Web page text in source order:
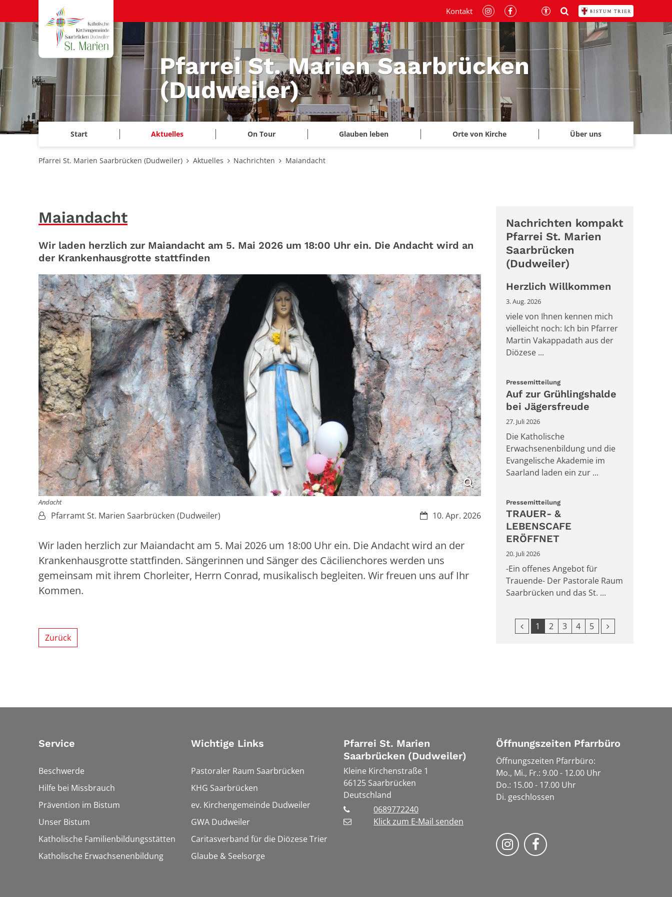
Zum Inhalt springen
Pfarrei St. Marien Saarbrücken
(Dudweiler)
Start Aktuelles On Tour Glauben leben Orte von Kirche Über uns
Kontakt
Pfarrei St. Marien Saarbrücken (Dudweiler) Aktuelles Nachrichten Maiandacht
Maiandacht
Wir laden herzlich zur Maiandacht am 5. Mai 2026 um 18:00 Uhr ein. Die Andacht wird an
der Krankenhausgrotte stattfinden
Andacht
Datum:10. Apr. 2026
Von:Pfarramt St. Marien Saarbrücken (Dudweiler)
Wir laden herzlich zur Maiandacht am 5. Mai 2026 um 18:00 Uhr ein. Die Andacht wird an der
Krankenhausgrotte stattfinden. Sängerinnen und Sänger des Cäcilienchores werden uns
gemeinsam mit ihrem Chorleiter, Herrn Conrad, musikalisch begleiten. Wir freuen uns auf Ihr
Kommen.
Zurück
Nachrichten kompakt
Pfarrei St. Marien
Saarbrücken
(Dudweiler)
Herzlich Willkommen
3. Aug. 2026
viele von Ihnen kennen mich
vielleicht noch: Ich bin Pfarrer
Martin Vakappadath aus der
Diözese ...
Pressemitteilung:
Auf zur Grühlingshalde
bei Jägersfreude
27. Juli 2026
Die Katholische
Erwachsenenbildung und die
Evangelische Akademie im
Saarland laden ein zur ...
Pressemitteilung:
TRAUER- &
LEBENSCAFE
ERÖFFNET
20. Juli 2026
-Ein offenes Angebot für
Trauende- Der Pastorale Raum
Saarbrücken und das St. ...
Vorherige Seite
1 2 3 4 5 Nächste Seite
Service
Beschwerde
Hilfe bei Missbrauch
Prävention im Bistum
Unser Bistum
Katholische Familienbildungsstätten
Katholische Erwachsenenbildung
Wichtige Links
Pastoraler Raum Saarbrücken
KHG Saarbrücken
ev. Kirchengemeinde Dudweiler
GWA Dudweiler
Caritasverband für die Diözese Trier
Glaube & Seelsorge
Pfarrei St. Marien
Saarbrücken (Dudweiler)
Kleine Kirchenstraße 1
66125 Saarbrücken
Deutschland
0689772240
Klick zum E-Mail senden
Öffnungszeiten Pfarrbüro
Öffnungszeiten Pfarrbüro:
Mo., Mi., Fr.: 9.00 - 12.00 Uhr
Do.: 15.00 - 17.00 Uhr
Di. geschlossen
Bistum Trier auf Instragram
Bistum Trier auf Facebook